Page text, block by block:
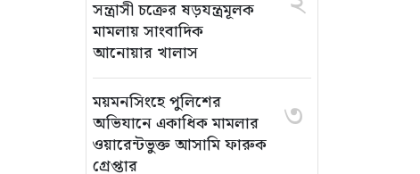
সন্ত্রাসী চক্রের ষড়যন্ত্রমূলক
মামলায় সাংবাদিক
আনোয়ার খালাস
ময়মনসিংহে পুলিশের
অভিযানে একাধিক মামলার
ওয়ারেন্টভুক্ত আসামি ফারুক
গ্রেপ্তার
৩